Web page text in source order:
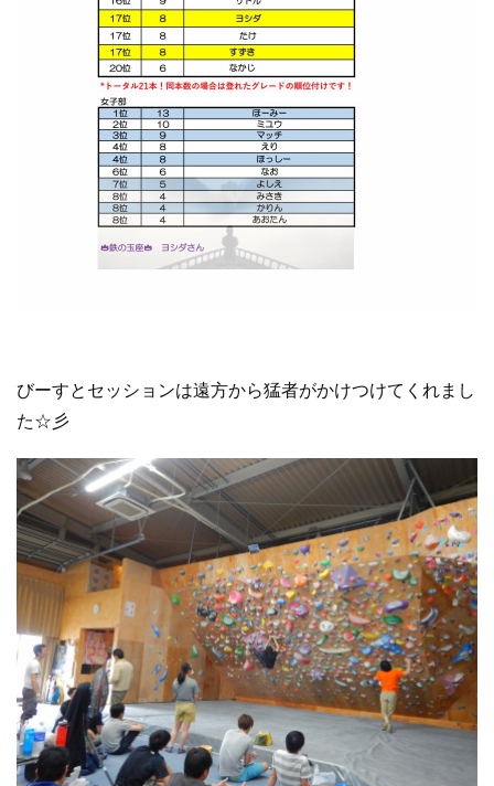
びーすとセッションは遠方から猛者がかけつけてくれまし
た☆彡